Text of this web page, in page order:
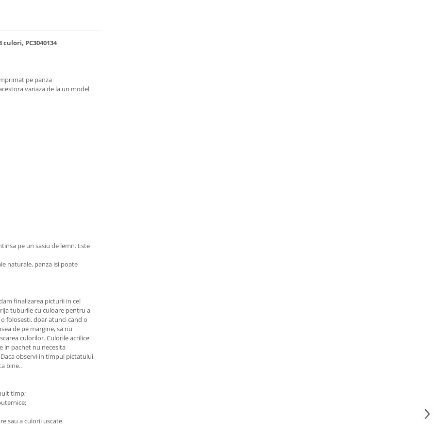
PC3040134
pe panza
variaza de la un model
pe un sasiu de lemn. Este
naturale, panza isi poate
finalizarea picturii in cel
tuburile cu culoare pentru a
folosesti, doar atunci cand o
de pe margine, sa nu
culorilor. Culorile acrilice
in pachet nu necesita
observi in timpul pictatului
bine..
timp;
sau a culorii uscate.